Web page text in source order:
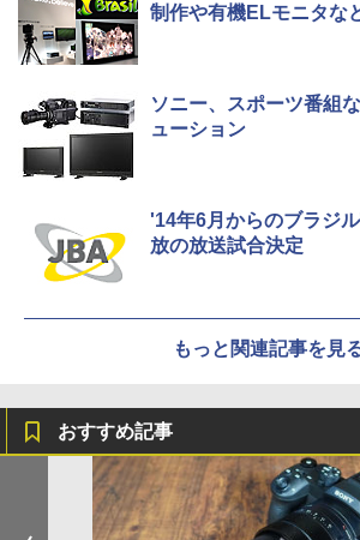
制作や有機ELモニタな
ソニー、スポーツ番組
ューション
'14年6月からのブラジ
放の放送試合決定
もっと関連記事を見
おすすめ記事